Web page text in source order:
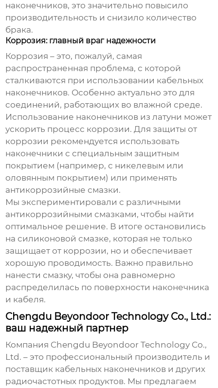
наконечников, это значительно повысило
производительность и снизило количество
брака.
Коррозия: главный враг надежности
Коррозия – это, пожалуй, самая
распространенная проблема, с которой
сталкиваются при использовании кабельных
наконечников. Особенно актуально это для
соединений, работающих во влажной среде.
Использование наконечников из латуни может
ускорить процесс коррозии. Для защиты от
коррозии рекомендуется использовать
наконечники с специальным защитным
покрытием (например, с никелевым или
оловянным покрытием) или применять
антикоррозийные смазки.
Мы экспериментировали с различными
антикоррозийными смазками, чтобы найти
оптимальное решение. В итоге остановились
на силиконовой смазке, которая не только
защищает от коррозии, но и обеспечивает
хорошую проводимость. Важно правильно
нанести смазку, чтобы она равномерно
распределилась по поверхности наконечника
и кабеля.
Chengdu Beyondoor Technology Co., Ltd.:
ваш надежный партнер
Компания Chengdu Beyondoor Technology Co.,
Ltd. – это профессиональный производитель и
поставщик кабельных наконечников и других
радиочастотных продуктов. Мы предлагаем